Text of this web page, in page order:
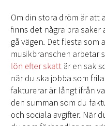
Om din stora dröm är att
finns det några bra
gå vägen. Det flesta som
musikbranschen arbetar
lön efter skatt är en sak
när du ska jobba som
fakturerar är långt ifrån
den summan som du
och sociala avgifter. När